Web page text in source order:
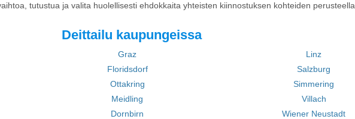
tutustua ja valita huolellisesti ehdokkaita yhteisten kiinnostuksen kohteiden perusteella.
Deittailu kaupungeissa
Graz
Linz
Floridsdorf
Salzburg
Ottakring
Simmering
Meidling
Villach
Dornbirn
Wiener Neustadt